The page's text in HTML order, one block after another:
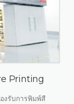
Printing
งรับการพิมพ์สี